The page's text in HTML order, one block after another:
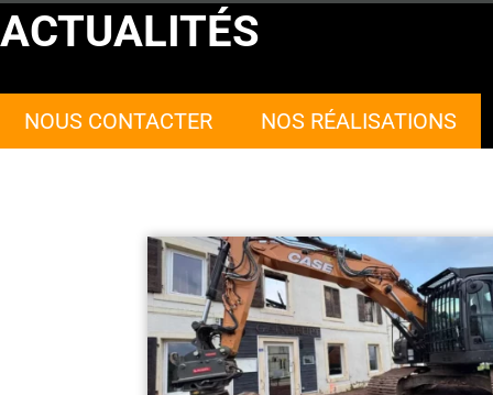
ACTUALITÉS
NOUS CONTACTER NOS RÉALISATIONS